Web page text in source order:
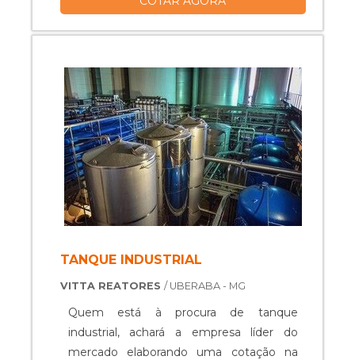
benefício com equipamentos específicos
mais diversos tipos de prod...
TANQUE INDUSTRIAL
VITTA REATORES / UBERABA - MG
Quem está à procura de tanque
industrial, achará a empresa líder do
mercado elaborando uma cotação na